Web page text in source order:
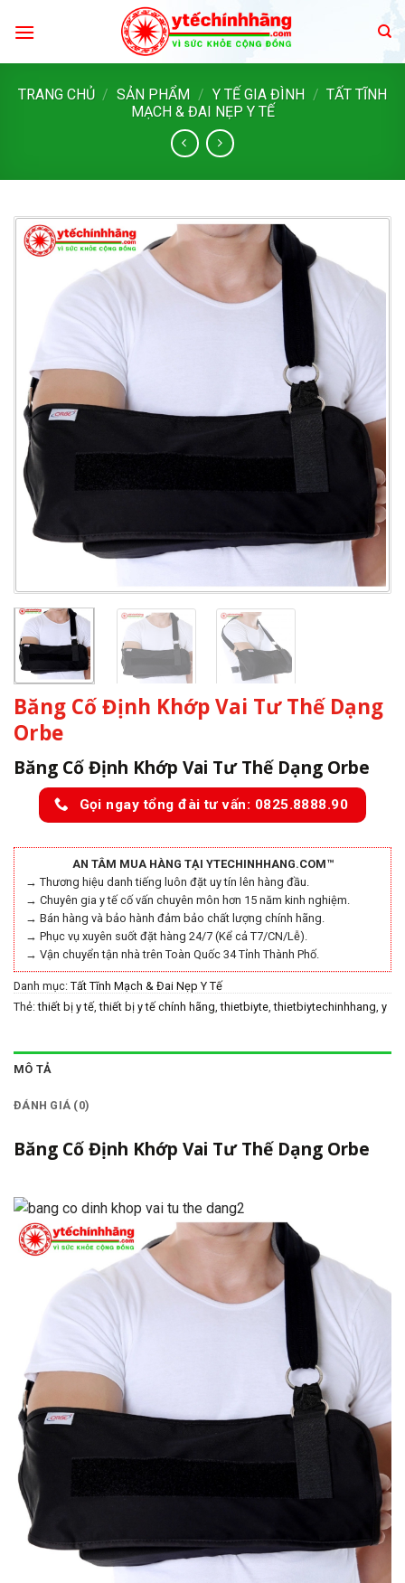
TRANG CHỦ / SẢN PHẨM / Y TẾ GIA ĐÌNH / TẤT TĨNH
MẠCH & ĐAI NẸP Y TẾ
Băng Cố Định Khớp Vai Tư Thế Dạng
Orbe
Băng Cố Định Khớp Vai Tư Thế Dạng Orbe
Gọi ngay tổng đài tư vấn: 0825.8888.90
AN TÂM MUA HÀNG TẠI YTECHINHHANG.COM™
→ Thương hiệu danh tiếng luôn đặt uy tín lên hàng đầu.
→ Chuyên gia y tế cố vấn chuyên môn hơn 15 năm kinh nghiệm.
→ Bán hàng và bảo hành đảm bảo chất lượng chính hãng.
→ Phục vụ xuyên suốt đặt hàng 24/7 (Kể cả T7/CN/Lễ).
→ Vận chuyển tận nhà trên Toàn Quốc 34 Tỉnh Thành Phố.
Danh mục: Tất Tĩnh Mạch & Đai Nẹp Y Tế
Thẻ:thiết bị y tế,thiết bị y tế chính hãng ,thietbiyte ,thietbiytechinhhang y
MÔ TẢ
ĐÁNH GIÁ (0)
Băng Cố Định Khớp Vai Tư Thế Dạng Orbe